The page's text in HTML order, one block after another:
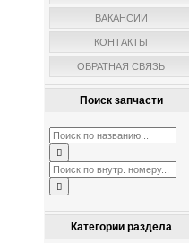
ВАКАНСИИ
КОНТАКТЫ
ОБРАТНАЯ СВЯЗЬ
Поиск запчасти
Категории раздела